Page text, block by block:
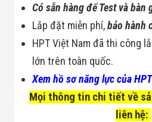
Có sẵn hàng để Test và bàn
Lắp đặt miễn phí,bảo hành
HPT Việt Nam đã thi công
lớn trên toàn quốc.
Xem hồ sơ năng lực của
Mọi thông tin chi tiết về
liên hệ: